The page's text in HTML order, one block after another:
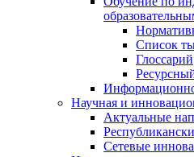
Список
Глоссарий
Научная и
Актуальные
Сетевые